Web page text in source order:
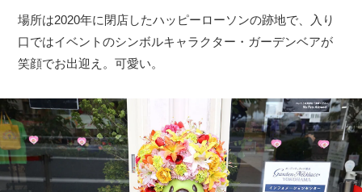
場所は2020年に閉店したハッピーローソンの跡地で、入り
口ではイベントのシンボルキャラクター・ガーデンベアが
笑顔でお出迎え。可愛い。